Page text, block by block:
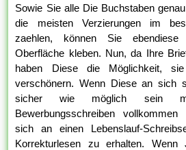
Sowie Sie alle Die Buchstaben
die meisten Verzierungen im
zaehlen, können Sie
Oberfläche kleben. Nun, da Ihre
haben Diese die Möglichkeit,
verschönern. Wenn Diese an sich
sicher wie möglich sein
Bewerbungsschreiben
sich an einen Lebenslauf-
Korrekturlesen zu erhalten. Wenn